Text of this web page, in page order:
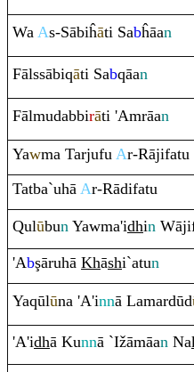
Wa As-Sābiĥāti Sabĥāan
Fālssābiqāti Sabqāan
Fālmudabbirāti 'Amrāan
Yawma Tarjufu Ar-Rājifatu
Tatba`uhā Ar-Rādifatu
Qulūbun Yawma'idhin
'Abşāruhā Khāshi`atun
Yaqūlūna 'A'innā Lamardūd
'A'idhā Kunnā `Ižāmāan Na